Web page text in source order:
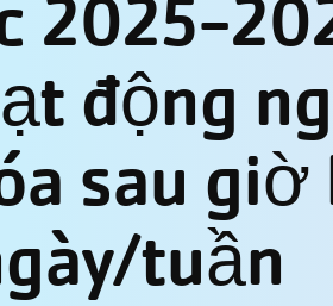
2025-
động
sau giờ
tuần